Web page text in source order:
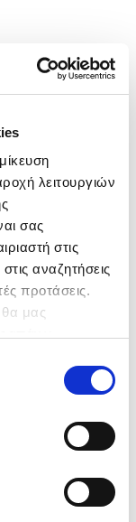
λειτουργιών
σας
στις
αναζητήσεις
προτάσεις.
θα μας
με την
σχετικά με